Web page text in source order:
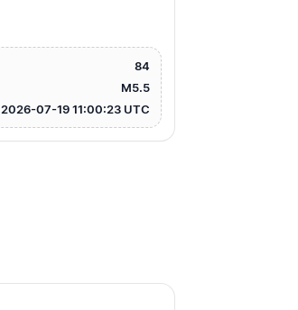
84
M5.5
2026-07-19 11:00:23 UTC